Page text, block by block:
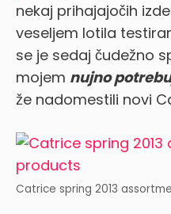
nekaj prihajajočih
veseljem lotila
se je sedaj čudežno
mojem nujno
že nadomestili novi
Catrice spring 2013